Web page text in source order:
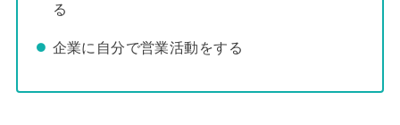
る
企業に自分で営業活動をする